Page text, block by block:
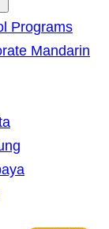
Programs
Mandarin